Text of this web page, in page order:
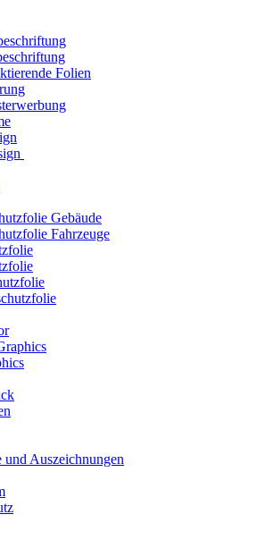
Folien
Gebäude
Fahrzeuge
und Auszeichnungen